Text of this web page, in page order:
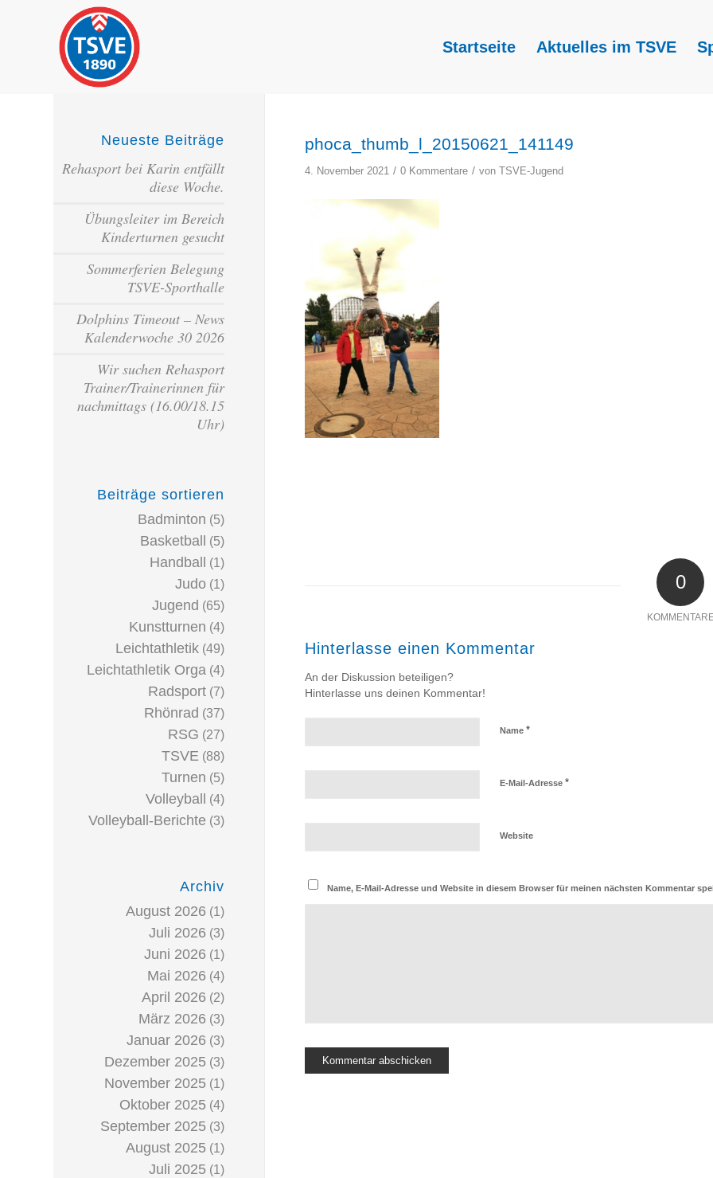
Startseite Aktuelles im TSVE
phoca_thumb_l_20150621_141149
4. November 2021 / 0 Kommentare / vonTSVE-Jugend
0
Hinterlasse einen Kommentar
An der Diskussion beteiligen?
Hinterlasse uns deinen Kommentar!
Name*
E-Mail-Adresse*
Website
Name, E-Mail-Adresse und Website in diesem Browser für meinen nächsten Kommentar
Neueste Beiträge
Rehasport bei Karin entfällt
diese Woche.
Übungsleiter im Bereich
Kinderturnen gesucht
Sommerferien Belegung
TSVE-Sporthalle
Dolphins Timeout – News
Kalenderwoche 30 2026
Wir suchen Rehasport
Trainer/Trainerinnen für
nachmittags (16.00/18.15
Uhr)
Beiträge sortieren
Badminton (5)
Basketball (5)
Handball (1)
Judo (1)
Jugend (65)
Kunstturnen (4)
Leichtathletik (49)
Leichtathletik Orga (4)
Radsport (7)
Rhönrad (37)
RSG (27)
TSVE (88)
Turnen (5)
Volleyball (4)
Volleyball-Berichte (3)
Archiv
August 2026 (1)
Juli 2026 (3)
Juni 2026 (1)
Mai 2026 (4)
April 2026 (2)
März 2026 (3)
Januar 2026 (3)
Dezember 2025 (3)
November 2025 (1)
Oktober 2025 (4)
September 2025 (3)
August 2025 (1)
Juli 2025 (1)